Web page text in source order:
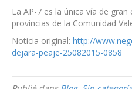
La AP-7 es la única vía de
provincias de la Comunidad
Noticia original: http://
dejara-peaje-25082015-0858